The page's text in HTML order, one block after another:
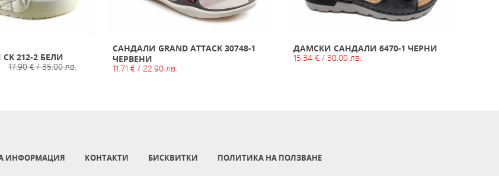
212-2 БЕЛИ
17.90 € / 35.00 лв.
САНДАЛИ GRAND ATTACK 30748-1
ЧЕРВЕНИ
11.71 € / 22.90 лв.
ДАМСКИ САНДАЛИ 6470-1 ЧЕРНИ
15.34 € / 30.00 лв.
ИНФОРМАЦИЯ КОНТАКТИ БИСКВИТКИ ПОЛИТИКА НА ПОЛЗВАНЕ